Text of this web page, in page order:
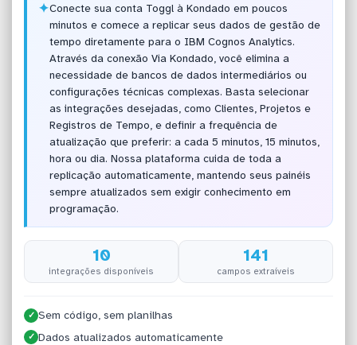
✦Conecte sua conta Toggl à Kondado em poucos
minutos e comece a replicar seus dados de gestão de
tempo diretamente para o IBM Cognos Analytics.
Através da conexão Via Kondado, você elimina a
necessidade de bancos de dados intermediários ou
configurações técnicas complexas. Basta selecionar
as integrações desejadas, como Clientes, Projetos e
Registros de Tempo, e definir a frequência de
atualização que preferir: a cada 5 minutos, 15 minutos,
hora ou dia. Nossa plataforma cuida de toda a
replicação automaticamente, mantendo seus painéis
sempre atualizados sem exigir conhecimento em
programação.
10
integrações disponíveis
141
campos extraíveis
✓ Sem código, sem planilhas
✓ Dados atualizados automaticamente